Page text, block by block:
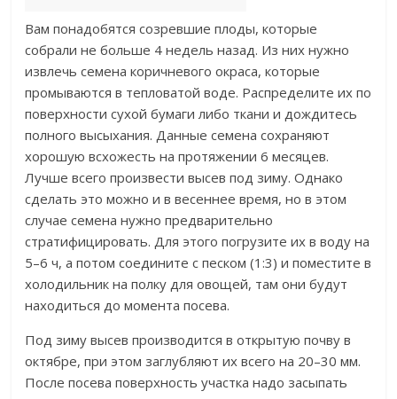
Вам понадобятся созревшие плоды, которые
собрали не больше 4 недель назад. Из них нужно
извлечь семена коричневого окраса, которые
промываются в тепловатой воде. Распределите их по
поверхности сухой бумаги либо ткани и дождитесь
полного высыхания. Данные семена сохраняют
хорошую всхожесть на протяжении 6 месяцев.
Лучше всего произвести высев под зиму. Однако
сделать это можно и в весеннее время, но в этом
случае семена нужно предварительно
стратифицировать. Для этого погрузите их в воду на
5–6 ч, а потом соедините с песком (1:3) и поместите в
холодильник на полку для овощей, там они будут
находиться до момента посева.
Под зиму высев производится в открытую почву в
октябре, при этом заглубляют их всего на 20–30 мм.
После посева поверхность участка надо засыпать